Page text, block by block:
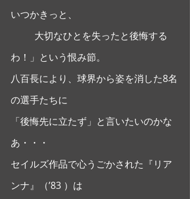
いつかきっと、
わ！」という恨み節。
八百長により、球界から姿を消した8名
の選手たちに
「後悔先に立たず」と言いたいのかな
あ・・・
セイルズ作品で心うごかされた『リア
ンナ』（’83 ）は